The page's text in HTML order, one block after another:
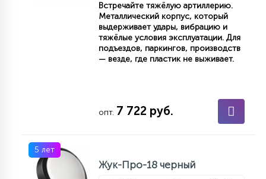
Встречайте тяжёлую артиллерию.
Металлический корпус, который
выдерживает удары, вибрацию и
тяжёлые условия эксплуатации. Для
подъездов, паркингов, производств
— везде, где пластик не выживает.
опт. 7 722 руб.
5 лет
Жук-Про-18 черный